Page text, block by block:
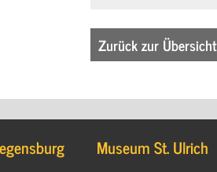
Zurück zur Übersicht
Museum St. Ulrich